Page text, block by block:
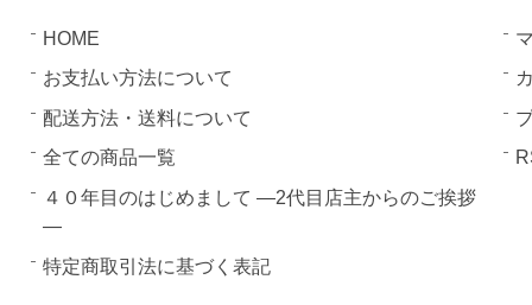
HOME
お支払い方法について
配送方法・送料について
全ての商品一覧
４０年目のはじめまして ―2代目店主からのご挨拶
―
特定商取引法に基づく表記